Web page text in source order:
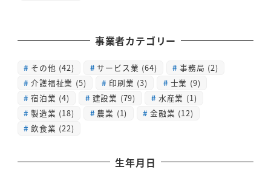
事業者カテゴリー
その他 (42) サービス業 (64) 事務局 (2)
介護福祉業 (5) 印刷業 (3) 士業 (9)
宿泊業 (4) 建設業 (79) 水産業 (1)
製造業 (18) 農業 (1) 金融業 (12)
飲食業 (22)
生年月日